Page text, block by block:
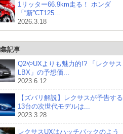
1リッター66.9km走る！ ホンダ
「“新”CT125...
2026.3.18
記事
Q2やUXよりも魅力的!? 「レクサス
LBX」の予想価...
2023.6.12
【ズバリ解説】レクサスが予告する
13台の次世代モデルは...
2023.3.28
レクサスUXはハッチバックのよう